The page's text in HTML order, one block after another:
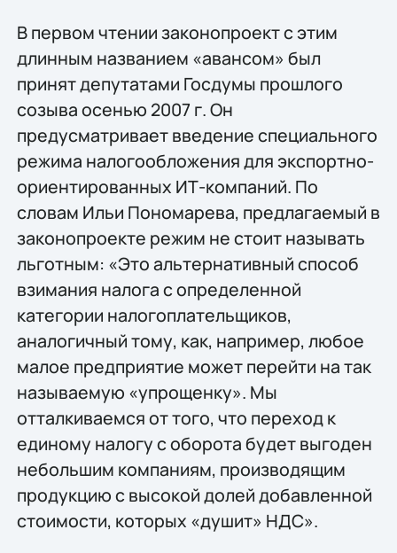
В первом чтении законопроект с этим
длинным названием «авансом» был
принят депутатами Госдумы прошлого
созыва осенью 2007 г. Он
предусматривает введение специального
режима налогообложения для экспортно-
ориентированных ИТ-компаний. По
словам Ильи Пономарева, предлагаемый в
законопроекте режим не стоит называть
льготным: «Это альтернативный способ
взимания налога с определенной
категории налогоплательщиков,
аналогичный тому, как, например, любое
малое предприятие может перейти на так
называемую «упрощенку». Мы
отталкиваемся от того, что переход к
единому налогу с оборота будет выгоден
небольшим компаниям, производящим
продукцию с высокой долей добавленной
стоимости, которых «душит» НДС».